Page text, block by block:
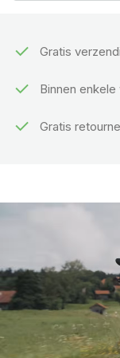
Gratis
Binnen
Gratis